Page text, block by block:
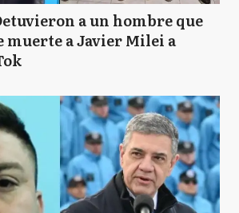
a un hombre que
muerte a Javier Milei a